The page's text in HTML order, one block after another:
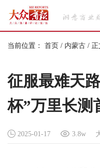
当前位置： 首页 / 内蒙古 / 正
征服最难天
杯”万里长测
2025-01-17 3.8w